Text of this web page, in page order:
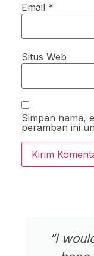
Email *
Situs Web
Simpan nama,
peramban ini
“I